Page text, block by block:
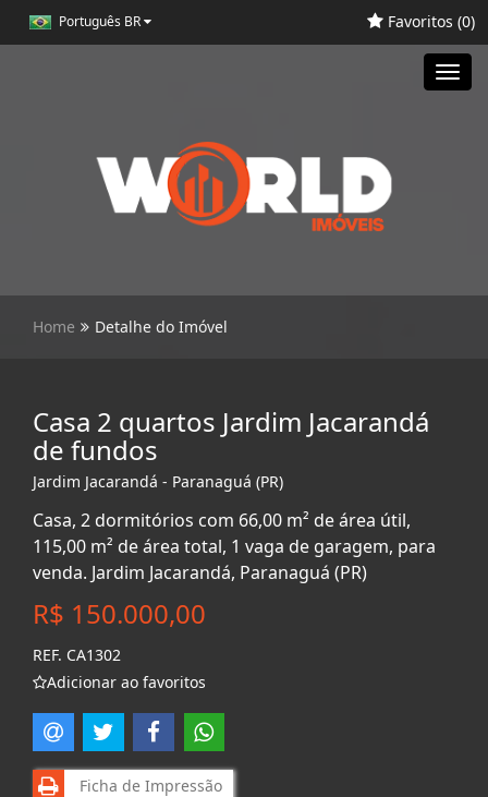
Português BR Favoritos (0)
Home Detalhe do Imóvel
Casa 2 quartos Jardim Jacarandá
de fundos
Jardim Jacarandá - Paranaguá (PR)
Casa, 2 dormitórios com 66,00 m² de área útil,
115,00 m² de área total, 1 vaga de garagem, para
venda. Jardim Jacarandá, Paranaguá (PR)
R$ 150.000,00
REF. CA1302
Adicionar ao favoritos
Ficha de Impressão